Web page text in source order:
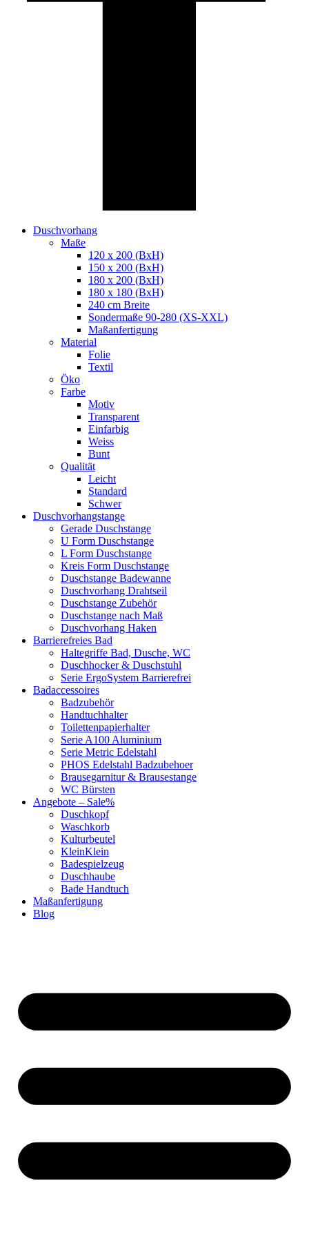
Duschvorhang
Maße
120 x 200 (BxH)
150 x 200 (BxH)
180 x 200 (BxH)
180 x 180 (BxH)
240 cm Breite
Sondermaße 90-280 (XS-XXL)
Maßanfertigung
Material
Folie
Textil
Öko
Farbe
Motiv
Transparent
Einfarbig
Weiss
Bunt
Qualität
Leicht
Standard
Schwer
Duschvorhangstange
Gerade Duschstange
U Form Duschstange
L Form Duschstange
Kreis Form Duschstange
Duschstange Badewanne
Duschvorhang Drahtseil
Duschstange Zubehör
Duschstange nach Maß
Duschvorhang Haken
Barrierefreies Bad
Haltegriffe Bad, Dusche, WC
Duschhocker & Duschstuhl
Serie ErgoSystem Barrierefrei
Badaccessoires
Badzubehör
Handtuchhalter
Toilettenpapierhalter
Serie A100 Aluminium
Serie Metric Edelstahl
PHOS Edelstahl Badzubehoer
Brausegarnitur & Brausestange
WC Bürsten
Angebote – Sale%
Duschkopf
Waschkorb
Kulturbeutel
KleinKlein
Badespielzeug
Duschhaube
Bade Handtuch
Maßanfertigung
Blog